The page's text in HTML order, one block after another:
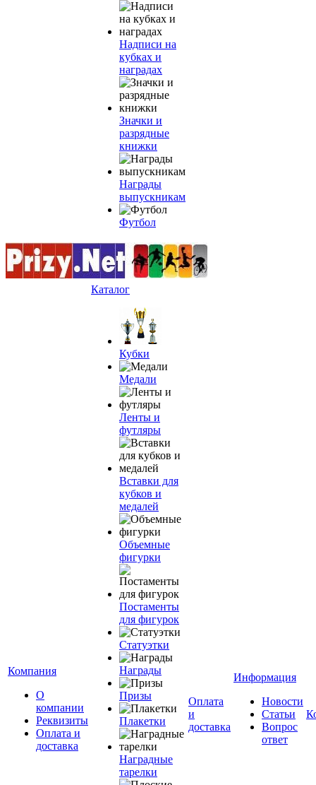
Надписи на
кубках и
наградах
Значки и
разрядные
книжки
Награды
выпускникам
Футбол
Компания
О
компании
Реквизиты
Оплата и
доставка
Каталог
Кубки
Медали
Ленты и
футляры
Вставки для
кубков и
медалей
Объемные
фигурки
Постаменты
для фигурок
Статуэтки
Награды
Призы
Плакетки
Наградные
тарелки
Оплата
и
доставка
Информация
Новости
Статьи
Вопрос
ответ